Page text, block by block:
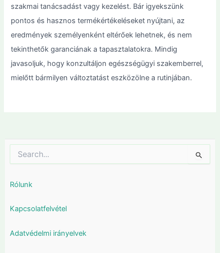
szakmai tanácsadást vagy kezelést. Bár igyekszünk
pontos és hasznos termékértékeléseket nyújtani, az
eredmények személyenként eltérőek lehetnek, és nem
tekinthetők garanciának a tapasztalatokra. Mindig
javasoljuk, hogy konzultáljon egészségügyi szakemberrel,
mielőtt bármilyen változtatást eszközölne a rutinjában.
for:
Rólunk
Kapcsolatfelvétel
Adatvédelmi irányelvek